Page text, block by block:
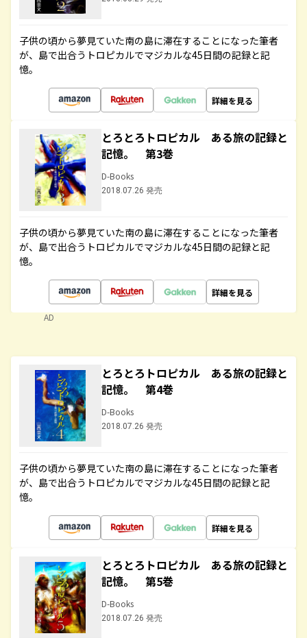
子供の頃から夢見ていた南の島に滞在することになった筆者
が、島で出合うトロピカルでマジカルな45日間の記録と記
憶。
詳細を見る
とろとろトロピカル ある旅の記録と
記憶。 第3巻
D-Books
2018.07.26 発売
子供の頃から夢見ていた南の島に滞在することになった筆者
が、島で出合うトロピカルでマジカルな45日間の記録と記
憶。
詳細を見る
AD
とろとろトロピカル ある旅の記録と
記憶。 第4巻
D-Books
2018.07.26 発売
子供の頃から夢見ていた南の島に滞在することになった筆者
が、島で出合うトロピカルでマジカルな45日間の記録と記
憶。
詳細を見る
とろとろトロピカル ある旅の記録と
記憶。 第5巻
D-Books
2018.07.26 発売